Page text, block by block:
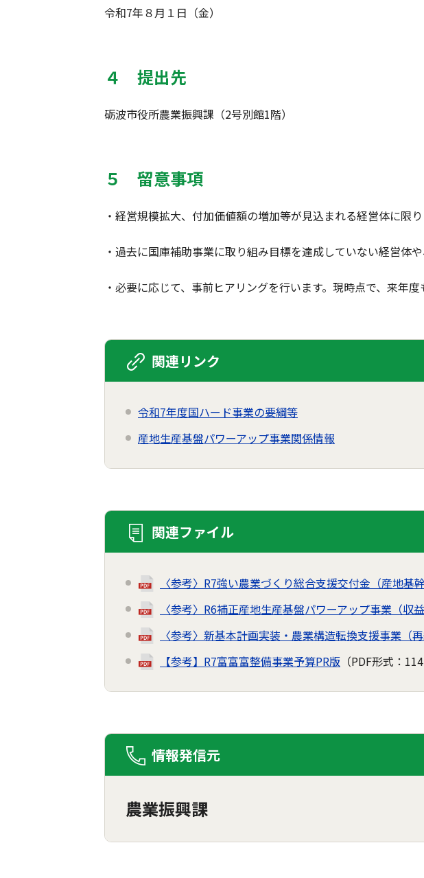
令和7年８月１日（金）
４ 提出先
砺波市役所農業振興課（2号別館1階）
５ 留意事項
・経営規模拡大、付加価値額の増加等が見込まれる経営体に限
・過去に国庫補助事業に取り組み目標を達成していない経営体
・必要に応じて、事前ヒアリングを行います。現時点で、来年
関連リンク
令和7年度国ハード事業の要綱等
産地生産基盤パワーアップ事業関係情報
関連ファイル
〈参考〉R7強い農業づくり総合支援交付金（産地基
〈参考〉R6補正産地生産基盤パワーアップ事業（収
〈参考〉新基本計画実装・農業構造転換支援事業（再
【参考】R7富富富整備事業予算PR版 （PDF形式：114
情報発信元
農業振興課